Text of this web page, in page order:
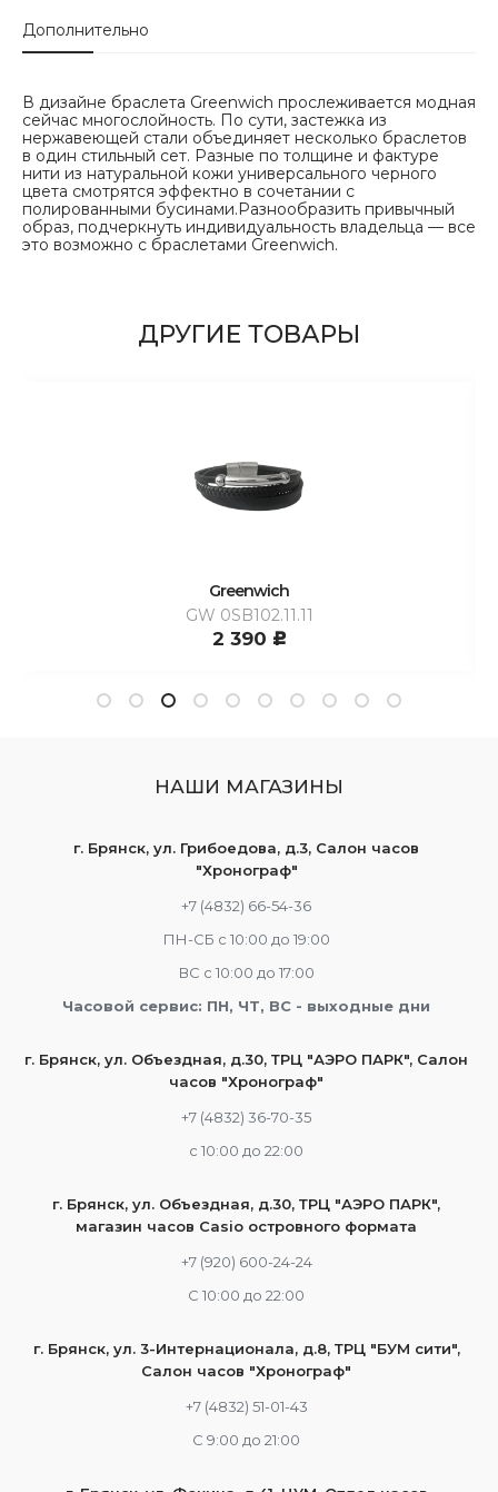
Дополнительно
В дизайне браслета Greenwich прослеживается модная
сейчас многослойность. По сути, застежка из
нержавеющей стали объединяет несколько браслетов
в один стильный сет. Разные по толщине и фактуре
нити из натуральной кожи универсального черного
цвета смотрятся эффектно в сочетании с
полированными бусинами.Разнообразить привычный
образ, подчеркнуть индивидуальность владельца — все
это возможно с браслетами Greenwich.
ДРУГИЕ ТОВАРЫ
Greenwich
GW 0SB102.11.11
2 390 c
НАШИ МАГАЗИНЫ
г. Брянск, ул. Грибоедова, д.3, Салон часов
"Хронограф"
+7 (4832) 66-54-36
ПН-СБ с 10:00 до 19:00
ВС с 10:00 до 17:00
Часовой сервис: ПН, ЧТ, ВС - выходные дни
г. Брянск, ул. Объездная, д.30, ТРЦ "АЭРО ПАРК", Салон
часов "Хронограф"
+7 (4832) 36-70-35
c 10:00 до 22:00
г. Брянск, ул. Объездная, д.30, ТРЦ "АЭРО ПАРК",
магазин часов Casio островного формата
+7 (920) 600-24-24
С 10:00 до 22:00
г. Брянск, ул. 3-Интернационала, д.8, ТРЦ "БУМ сити",
Салон часов "Хронограф"
+7 (4832) 51-01-43
С 9:00 до 21:00